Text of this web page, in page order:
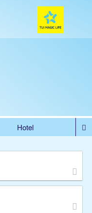
Hotel
Privattransfer